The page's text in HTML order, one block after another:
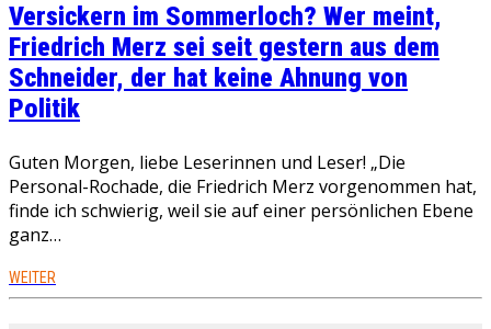
Versickern im Sommerloch? Wer meint,
Friedrich Merz sei seit gestern aus dem
Schneider, der hat keine Ahnung von
Politik
Guten Morgen, liebe Leserinnen und Leser! „Die
Personal-Rochade, die Friedrich Merz vorgenommen hat,
finde ich schwierig, weil sie auf einer persönlichen Ebene
ganz…
WEITER